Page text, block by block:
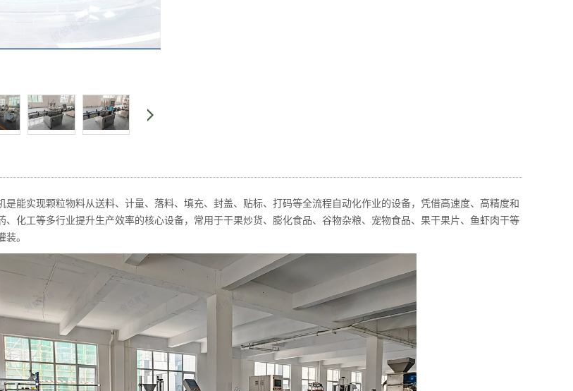
是能实现颗粒物料从送料、计量、落料、填充、封盖、贴标、打码等全流程自动化作业的设备，凭借高速度、高精度和
、化工等多行业提升生产效率的核心设备，常用于干果炒货、膨化食品、谷物杂粮、宠物食品、果干果片、鱼虾肉干等
装。